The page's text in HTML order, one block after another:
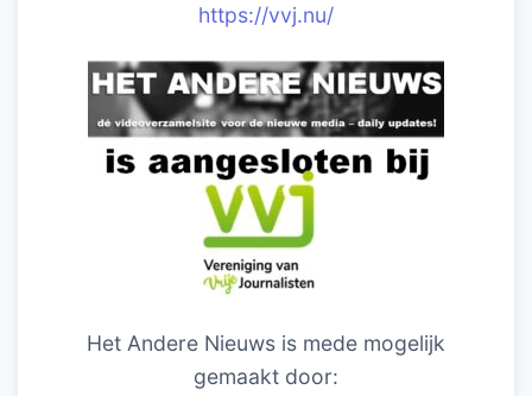
https://vvj.nu/
Het Andere Nieuws is mede mogelijk
gemaakt door: